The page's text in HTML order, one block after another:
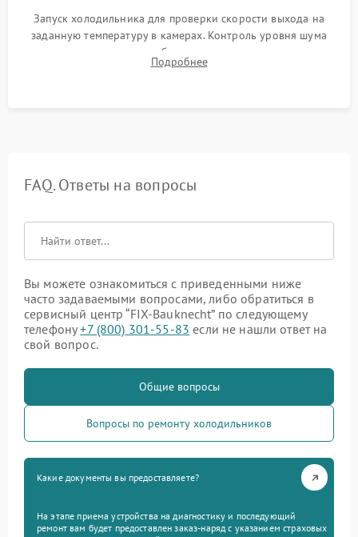
Запуск холодильника для проверки скорости выхода на
заданную температуру в камерах. Контроль уровня шума
компрессора, отсутствия обмерзания стенок и корректного
срабатывания системы автоматической оттайки.
Подробнее
FAQ. Ответы на вопросы
Вы можете ознакомиться с приведенными ниже
часто задаваемыми вопросами, либо обратиться в
сервисный центр “FIX-Bauknecht” по следующему
телефону+7 (800) 301-55-83 если не нашли ответ на
свой вопрос.
Общие вопросы
Вопросы по ремонту холодильников
Какие документы вы предоставляете?
На этапе приема устройства на диагностику и последующий
ремонт вам будет предоставлен заказ-наряд с указанием страховых